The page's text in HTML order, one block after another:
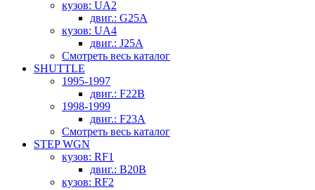
кузов: UA2
двиг.: G25A
кузов: UA4
двиг.: J25A
Смотреть весь каталог
SHUTTLE
1995-1997
двиг.: F22B
1998-1999
двиг.: F23A
Смотреть весь каталог
STEP WGN
кузов: RF1
двиг.: B20B
кузов: RF2